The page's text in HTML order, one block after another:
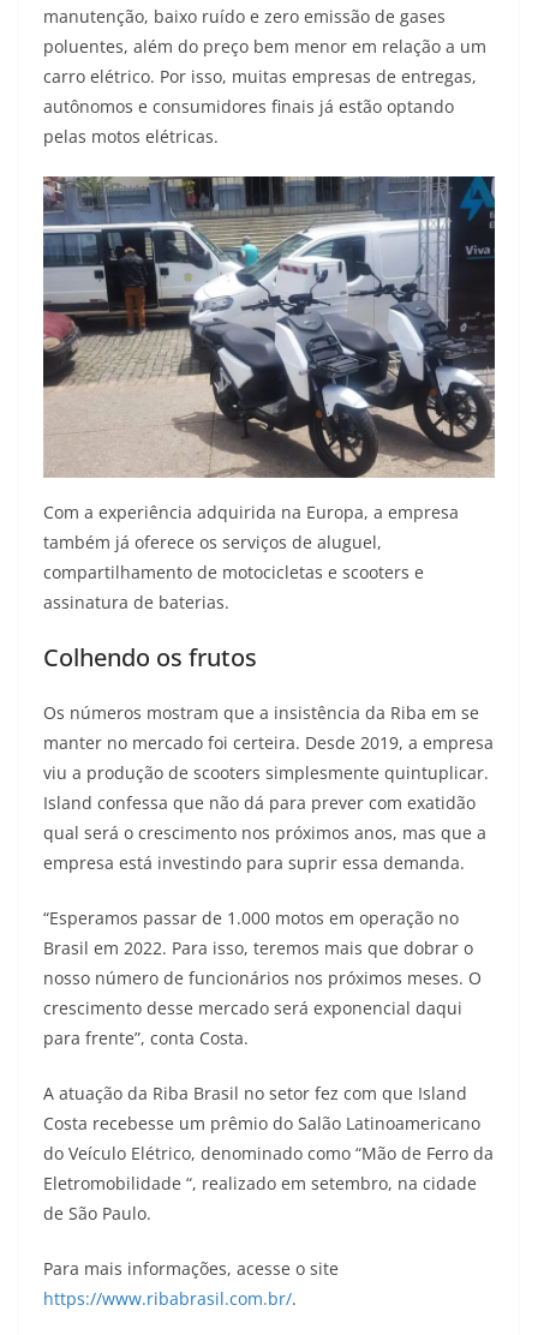
manutenção, baixo ruído e zero emissão de gases
poluentes, além do preço bem menor em relação a um
carro elétrico. Por isso, muitas empresas de entregas,
autônomos e consumidores finais já estão optando
pelas motos elétricas.
Com a experiência adquirida na Europa, a empresa
também já oferece os serviços de aluguel,
compartilhamento de motocicletas e scooters e
assinatura de baterias.
Colhendo os frutos
Os números mostram que a insistência da Riba em se
manter no mercado foi certeira. Desde 2019, a empresa
viu a produção de scooters simplesmente quintuplicar.
Island confessa que não dá para prever com exatidão
qual será o crescimento nos próximos anos, mas que a
empresa está investindo para suprir essa demanda.
“Esperamos passar de 1.000 motos em operação no
Brasil em 2022. Para isso, teremos mais que dobrar o
nosso número de funcionários nos próximos meses. O
crescimento desse mercado será exponencial daqui
para frente”, conta Costa.
A atuação da Riba Brasil no setor fez com que Island
Costa recebesse um prêmio do Salão Latinoamericano
do Veículo Elétrico, denominado como “Mão de Ferro da
Eletromobilidade “, realizado em setembro, na cidade
de São Paulo.
Para mais informações, acesse o site
https://www.ribabrasil.com.br/.